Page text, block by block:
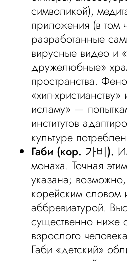
символикой),
приложения (в том
разработанные
вирусные видео и
дружелюбные»
пространства.
«хип-
исламу» —
институтов
культуре
Габи (кор. 가비).
монаха. Точная
указана;
корейским словом
аббревиатурой.
существенно ниже
взрослого
Габи «детский»